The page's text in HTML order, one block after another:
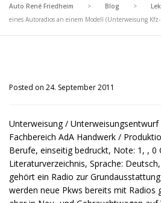
Auto René Friedheim > Blog >
eines Autoradios an einem Modell (Unterweisung
Posted on 24. September 2011
Unterweisung / Unterweisungsentwurf
Fachbereich AdA Handwerk /
Berufe, einseitig bedruckt, Note: 1, , 0
Literaturverzeichnis, Sprache:
gehört ein Radio zur
werden neue Pkws bereits mit Radios